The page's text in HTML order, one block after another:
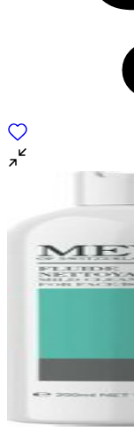
για να
διαφημίσεων και
διαφημίσεις και
μας και την
πληροφορίες
δικτύωσης,